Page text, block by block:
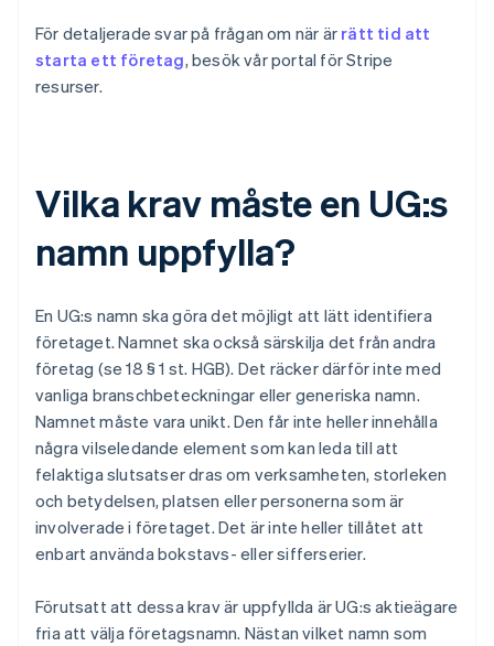
För detaljerade svar på frågan om när är rätt tid att
starta ett företag, besök vår portal för Stripe
resurser.
Vilka krav måste en UG:s
namn uppfylla?
En UG:s namn ska göra det möjligt att lätt identifiera
företaget. Namnet ska också särskilja det från andra
företag (se 18 § 1 st. HGB). Det räcker därför inte med
vanliga branschbeteckningar eller generiska namn.
Namnet måste vara unikt. Den får inte heller innehålla
några vilseledande element som kan leda till att
felaktiga slutsatser dras om verksamheten, storleken
och betydelsen, platsen eller personerna som är
involverade i företaget. Det är inte heller tillåtet att
enbart använda bokstavs- eller sifferserier.
Förutsatt att dessa krav är uppfyllda är UG:s aktieägare
fria att välja företagsnamn. Nästan vilket namn som